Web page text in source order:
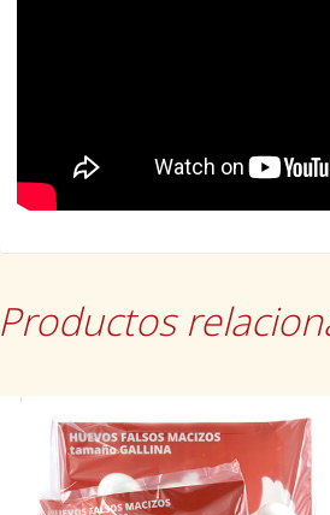
Productos